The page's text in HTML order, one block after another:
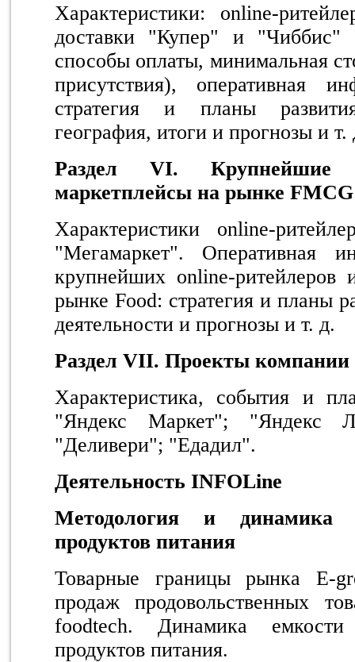
Характеристики: online-
доставки "Купер" и "Чиббис"
способы оплаты, минимальная
присутствия), оперативная
стратегия и планы
география, итоги и прогнозы и т.
Раздел VI. Крупнейшие
маркетплейсы на рынке FMCG
Характеристики online-
"Мегамаркет". Оперативная
крупнейших online-
рынке Food: стратегия и планы
деятельности и прогнозы и т. д.
Раздел VII. Проекты компании
Характеристика, события и
"Яндекс Маркет"; "Яндекс
"Деливери"; "Едадил".
Деятельность INFOLine
Методология и динамика
продуктов питания
Товарные границы рынка E-
продаж продовольственных
foodtech. Динамика
продуктов питания.